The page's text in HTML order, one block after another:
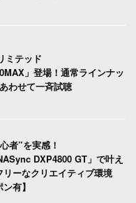
ミテッド
」登場！通常ラインナッ
わせて一斉試聴
者”を実感！
DXP4800 GT」で叶え
リーなクリエイティブ環境
有】